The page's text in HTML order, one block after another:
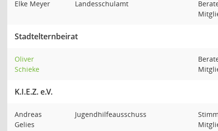
Elke Meyer Landesschulamt
Stadtelternbeirat
Oliver
Schieke
K.I.E.Z. e.V.
Andreas
Gelies
Jugendhilfeausschuss